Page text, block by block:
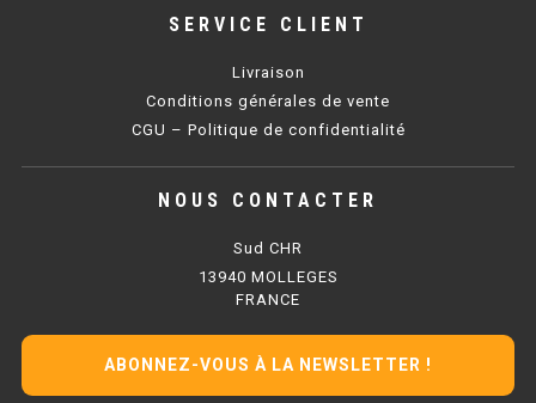
SALADETTE COMPACTE
SALADETTE 800 VITRÉE
SERVICE CLIENT
Livraison
Conditions générales de vente
CGU – Politique de confidentialité
NOUS CONTACTER
Sud CHR
13940 MOLLEGES
FRANCE
ABONNEZ-VOUS À LA NEWSLETTER !